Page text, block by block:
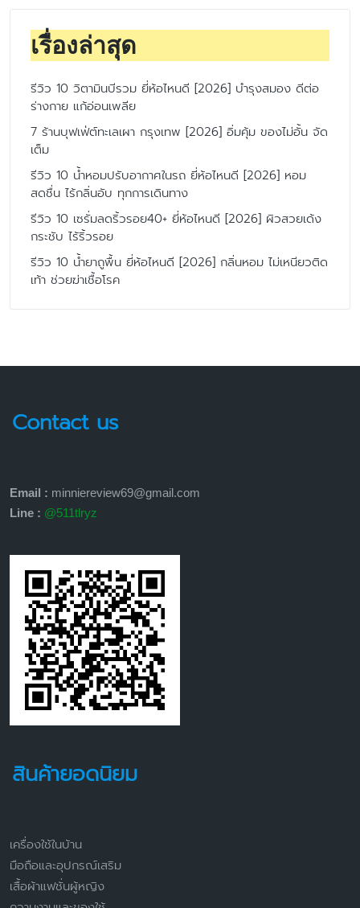
เรื่องล่าสุด
รีวิว 10 วิตามินบีรวม ยี่ห้อไหนดี [2026] บำรุงสมอง ดีต่อ
ร่างกาย แก้อ่อนเพลีย
7 ร้านบุฟเฟ่ต์ทะเลเผา กรุงเทพ [2026] อิ่มคุ้ม ของไม่อั้น จัด
เต็ม
รีวิว 10 น้ำหอมปรับอากาศในรถ ยี่ห้อไหนดี [2026] หอม
สดชื่น ไร้กลิ่นอับ ทุกการเดินทาง
รีวิว 10 เซรั่มลดริ้วรอย40+ ยี่ห้อไหนดี [2026] ผิวสวยเด้ง
กระชับ ไร้ริ้วรอย
รีวิว 10 น้ำยาถูพื้น ยี่ห้อไหนดี [2026] กลิ่นหอม ไม่เหนียวติด
เท้า ช่วยฆ่าเชื้อโรค
Contact us
Email : minniereview69@gmail.com
Line : @511tlryz
สินค้ายอดนิยม
เครื่องใช้ในบ้าน
มือถือและอุปกรณ์เสริม
เสื้อผ้าแฟชั่นผู้หญิง